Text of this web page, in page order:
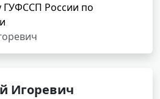
ГУФССП России по
Игоревич